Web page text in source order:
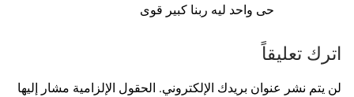
حى واحد ليه ربنا كبير قوى
اترك تعليقاً
لن يتم نشر عنوان بريدك الإلكتروني. الحقول الإلزامية مشار إليها